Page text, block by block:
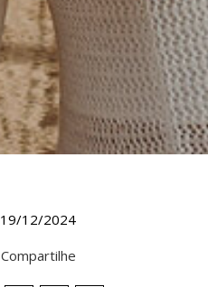
19/12/2024
Compartilhe